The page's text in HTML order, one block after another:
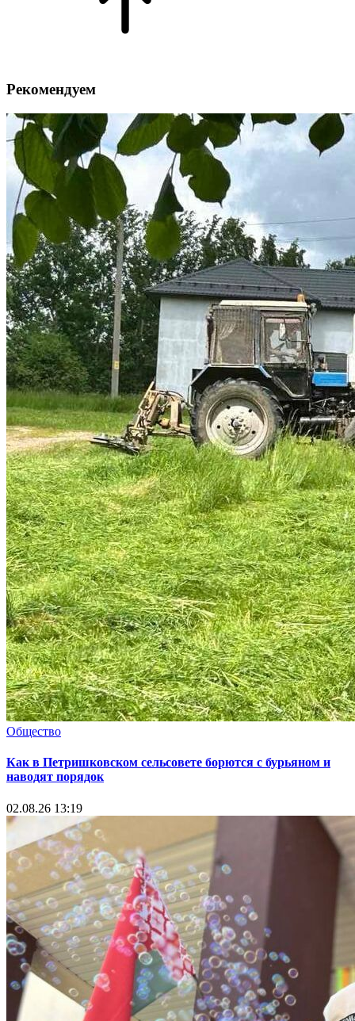
Рекомендуем
Общество
Как в Петришковском сельсовете борются с бурьяном и
наводят порядок
02.08.26 13:19